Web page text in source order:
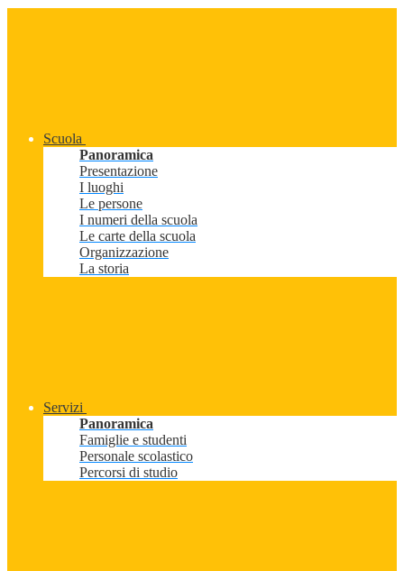
Scuola
Panoramica
Presentazione
I luoghi
Le persone
I numeri della scuola
Le carte della scuola
Organizzazione
La storia
Servizi
Panoramica
Famiglie e studenti
Personale scolastico
Percorsi di studio